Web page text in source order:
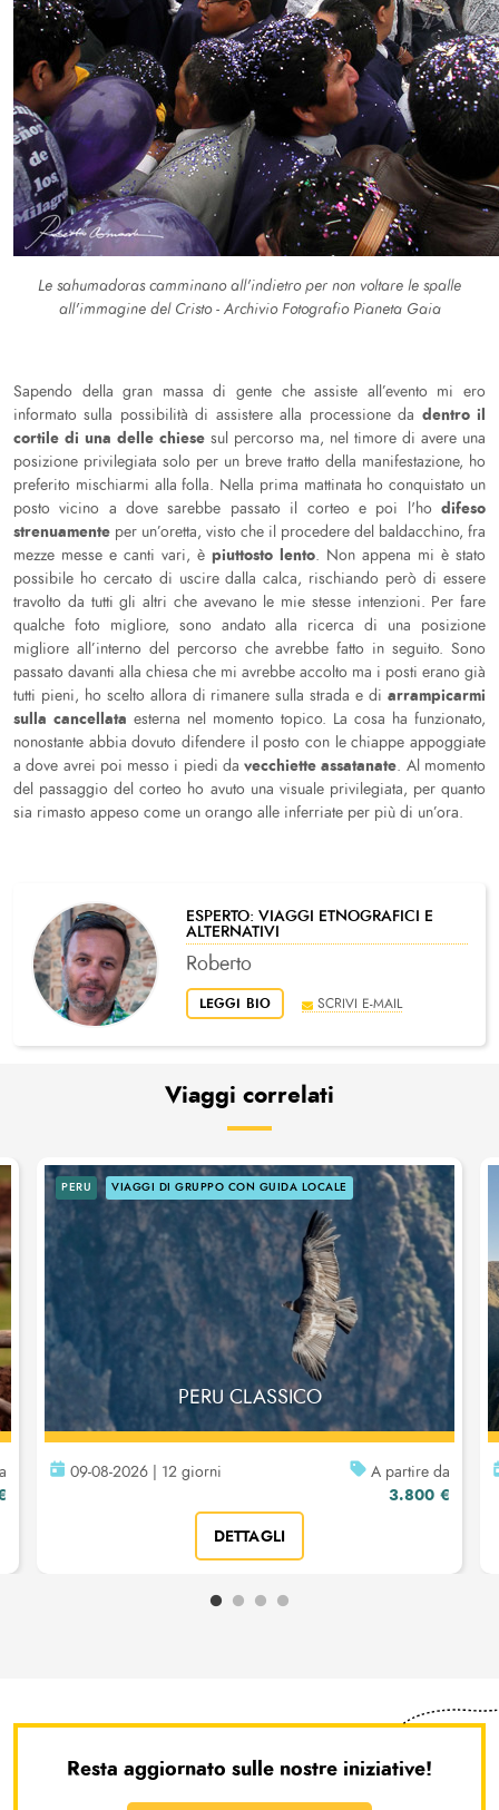
Le sahumadoras camminano all'indietro per non voltare le spalle
all'immagine del Cristo - Archivio Fotografio Pianeta Gaia
Sapendo della gran massa di gente che assiste all’evento mi ero
informato sulla possibilità di assistere alla processione da dentro il
cortile di una delle chiese sul percorso ma, nel timore di avere una
posizione privilegiata solo per un breve tratto della manifestazione, ho
preferito mischiarmi alla folla. Nella prima mattinata ho conquistato un
posto vicino a dove sarebbe passato il corteo e poi l'ho difeso
strenuamente per un’oretta, visto che il procedere del baldacchino, fra
mezze messe e canti vari, è piuttosto lento. Non appena mi è stato
possibile ho cercato di uscire dalla calca, rischiando però di essere
travolto da tutti gli altri che avevano le mie stesse intenzioni. Per fare
qualche foto migliore, sono andato alla ricerca di una posizione
migliore all’interno del percorso che avrebbe fatto in seguito. Sono
passato davanti alla chiesa che mi avrebbe accolto ma i posti erano già
tutti pieni, ho scelto allora di rimanere sulla strada e di arrampicarmi
sulla cancellata esterna nel momento topico. La cosa ha funzionato,
nonostante abbia dovuto difendere il posto con le chiappe appoggiate
a dove avrei poi messo i piedi davecchiette assatanate. Al momento
del passaggio del corteo ho avuto una visuale privilegiata, per quanto
sia rimasto appeso come un orango alle inferriate per più di un’ora.
ESPERTO: VIAGGI ETNOGRAFICI E
ALTERNATIVI
Roberto
SCRIVI E-MAIL
LEGGI BIO
Viaggi correlati
PERU VIAGGI DI GRUPPO CON GUIDA LOCALE
PERU CLASSICO
09-08-2026 | 12 giorni A partire da
3.800 €
DETTAGLI
Resta aggiornato sulle nostre iniziative!